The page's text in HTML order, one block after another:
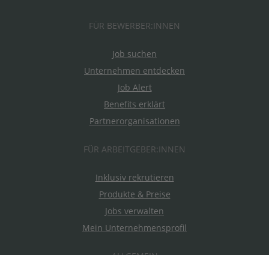
FÜR BEWERBER:INNEN
Job suchen
Unternehmen entdecken
Job Alert
Benefits erklärt
Partnerorganisationen
FÜR ARBEITGEBER:INNEN
Inklusiv rekrutieren
Produkte & Preise
Jobs verwalten
Mein Unternehmensprofil